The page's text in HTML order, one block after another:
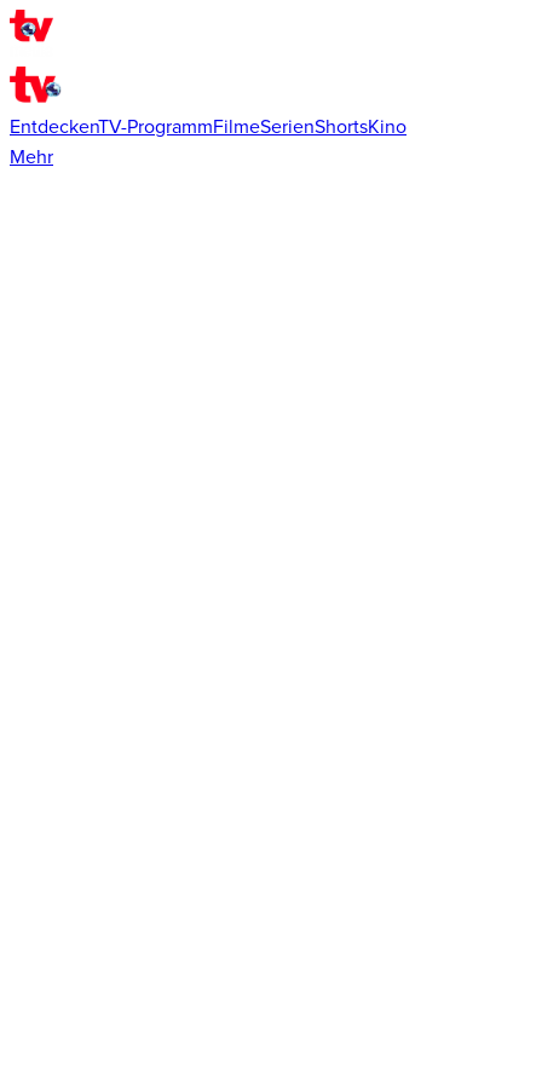
EntdeckenTV-ProgrammFilmeSerienShortsKino
Mehr